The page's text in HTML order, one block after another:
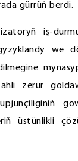
gürrüň berdi.
iş-
we
zerur
üstünlikli